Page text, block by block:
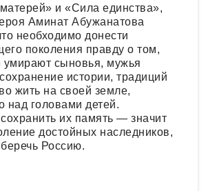
и «Сила единства»,
Аминат Абужанатова
необходимо донести
поколения правду о том,
умирают сыновья, мужья
истории, традиций
жить на своей земле,
над головами детей.
их память — значит
достойных наследников,
Россию.